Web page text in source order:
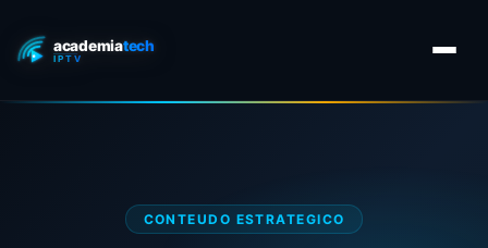
CONTEUDO ESTRATEGICO